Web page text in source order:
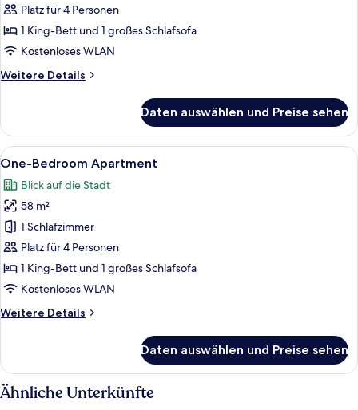
Platz für 4 Personen
1 King-Bett und 1 großes Schlafsofa
Kostenloses WLAN
Weitere Details
Weitere
Daten auswählen und Preise sehen
Alle
Fotos
für
One-
Bedroom
Apartment
anzeigen
Ein modernes Wohnzimmer mit
7
One-Bedroom Apartment
Blick auf die Stadt
58 m²
1 Schlafzimmer
Platz für 4 Personen
1 King-Bett und 1 großes Schlafsofa
Kostenloses WLAN
Weitere Details
Weitere
Bedroom
Apartment
Daten auswählen und Preise sehen
Ähnliche Unterkünfte